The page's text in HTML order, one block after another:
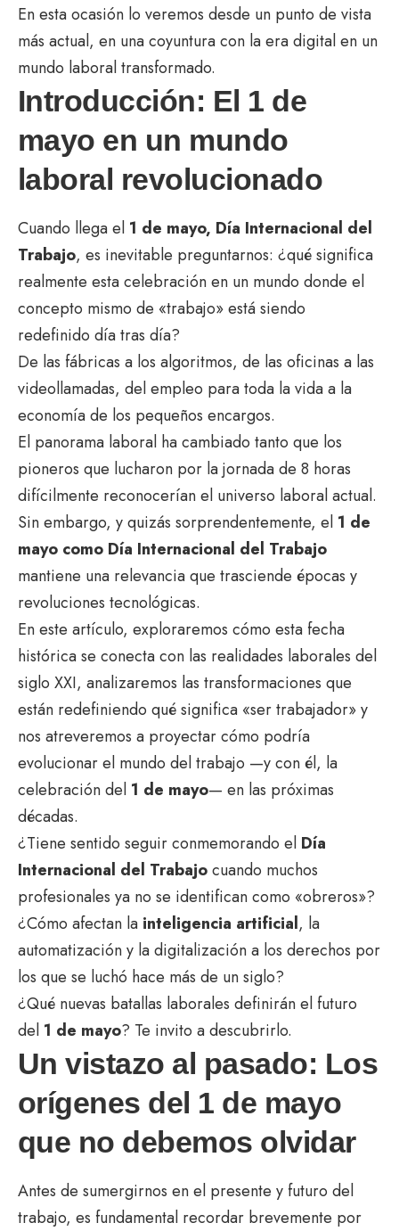
En esta ocasión lo veremos desde un punto de vista
más actual, en una coyuntura con la era digital en un
mundo laboral transformado.
Introducción: El 1 de
mayo en un mundo
laboral revolucionado
Cuando llega el 1 de mayo, Día Internacional del
Trabajo, es inevitable preguntarnos: ¿qué significa
realmente esta celebración en un mundo donde el
concepto mismo de «trabajo» está siendo
redefinido día tras día?
De las fábricas a los algoritmos, de las oficinas a las
videollamadas, del empleo para toda la vida a la
economía de los pequeños encargos.
El panorama laboral ha cambiado tanto que los
pioneros que lucharon por la jornada de 8 horas
difícilmente reconocerían el universo laboral actual.
Sin embargo, y quizás sorprendentemente, el 1 de
mayo como Día Internacional del Trabajo
mantiene una relevancia que trasciende épocas y
revoluciones tecnológicas.
En este artículo, exploraremos cómo esta fecha
histórica se conecta con las realidades laborales del
siglo XXI, analizaremos las transformaciones que
están redefiniendo qué significa «ser trabajador» y
nos atreveremos a proyectar cómo podría
evolucionar el mundo del trabajo —y con él, la
celebración del 1 de mayo— en las próximas
décadas.
¿Tiene sentido seguir conmemorando el Día
Internacional del Trabajocuando muchos
profesionales ya no se identifican como «obreros»?
¿Cómo afectan la inteligencia artificial, la
automatización y la digitalización a los derechos por
los que se luchó hace más de un siglo?
¿Qué nuevas batallas laborales definirán el futuro
del 1 de mayo? Te invito a descubrirlo.
Un vistazo al pasado: Los
orígenes del 1 de mayo
que no debemos olvidar
Antes de sumergirnos en el presente y futuro del
trabajo, es fundamental recordar brevemente por